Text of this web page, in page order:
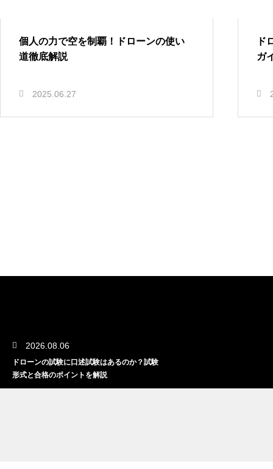
個人の力で空を制覇！ドローンの使い
道徹底解説
2025.06.27
ド
ガ
2026.08.06
ドローンの試験に口述試験はあるのか？試験
形式と合格のポイントを解説